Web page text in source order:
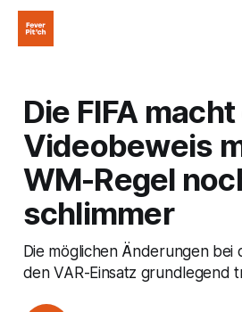
Die FIFA
Videobeweis
WM-Regel
schlimmer
Die möglichen Änderungen
den VAR-Einsatz grundlegend